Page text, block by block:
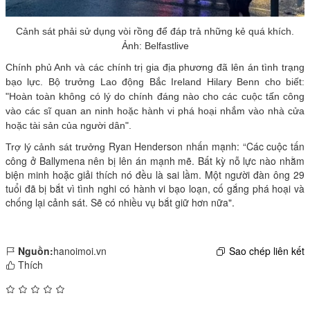
Cảnh sát phải sử dụng vòi rồng để đáp trả những kẻ quá khích.
Ảnh: Belfastlive
Chính phủ Anh và các chính trị gia địa phương đã lên án tình trạng
bạo lực. Bộ trưởng Lao động Bắc Ireland Hilary Benn cho biết:
"Hoàn toàn không có lý do chính đáng nào cho các cuộc tấn công
vào các sĩ quan an ninh hoặc hành vi phá hoại nhắm vào nhà cửa
hoặc tài sản của người dân".
Trợ lý cảnh sát trưởng Ryan Henderson nhấn mạnh: “Các cuộc tấn
công ở Ballymena nên bị lên án mạnh mẽ. Bất kỳ nỗ lực nào nhằm
biện minh hoặc giải thích nó đều là sai lầm. Một người đàn ông 29
tuổi đã bị bắt vì tình nghi có hành vi bạo loạn, cố gắng phá hoại và
chống lại cảnh sát. Sẽ có nhiều vụ bắt giữ hơn nữa".
Nguồn:hanoimoi.vn
Sao chép liên kết
Thích